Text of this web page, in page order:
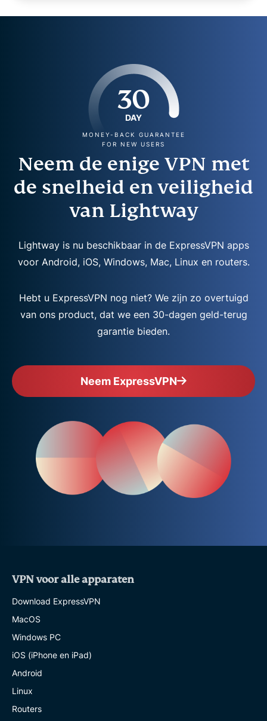
30
DAY
MONEY-BACK GUARANTEE
FOR NEW USERS
Neem de enige VPN met
de snelheid en veiligheid
van Lightway
Lightway is nu beschikbaar in de ExpressVPN apps
voor Android, iOS, Windows, Mac, Linux en routers.
Hebt u ExpressVPN nog niet? We zijn zo overtuigd
van ons product, dat we een 30-dagen geld-terug
garantie bieden.
Neem ExpressVPN
VPN voor alle apparaten
Download ExpressVPN
MacOS
Windows PC
iOS (iPhone en iPad)
Android
Linux
Routers